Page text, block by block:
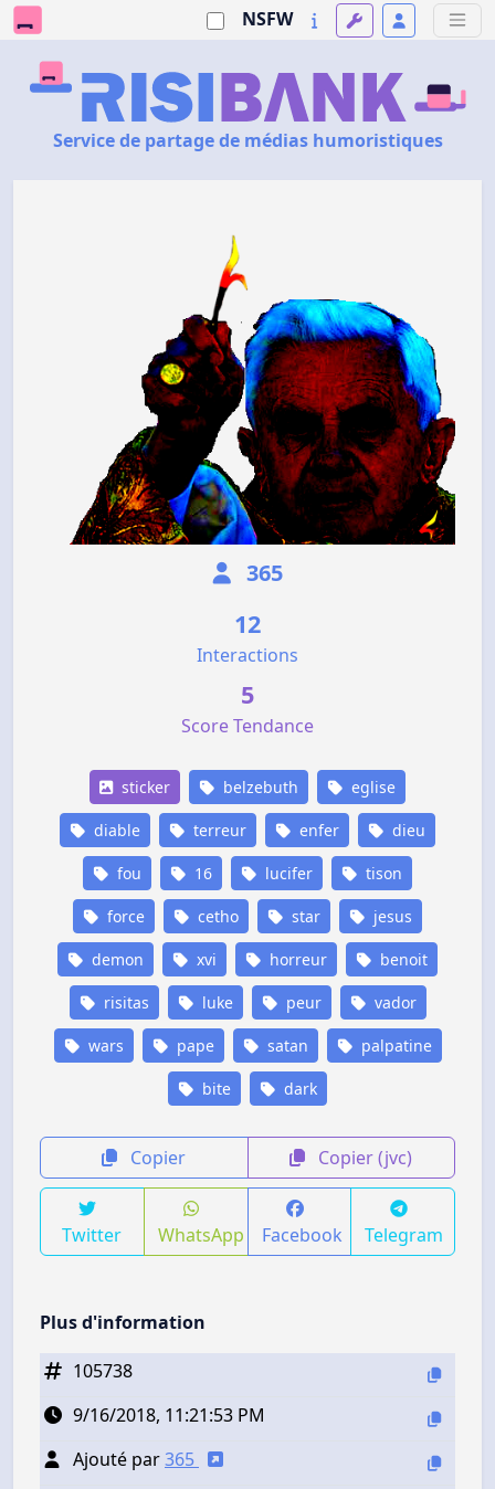
NSFW
Service de partage de médias humoristiques
365
12
Interactions
5
Score Tendance
sticker belzebuth eglise
diable terreur enfer dieu
fou 16 lucifer tison
force cetho star jesus
demon xvi horreur benoit
risitas luke peur vador
wars pape satan palpatine
bite dark
Copier Copier (jvc)
Twitter WhatsApp Facebook Telegram
Plus d'information
105738
9/16/2018, 11:21:53 PM
Ajouté par365